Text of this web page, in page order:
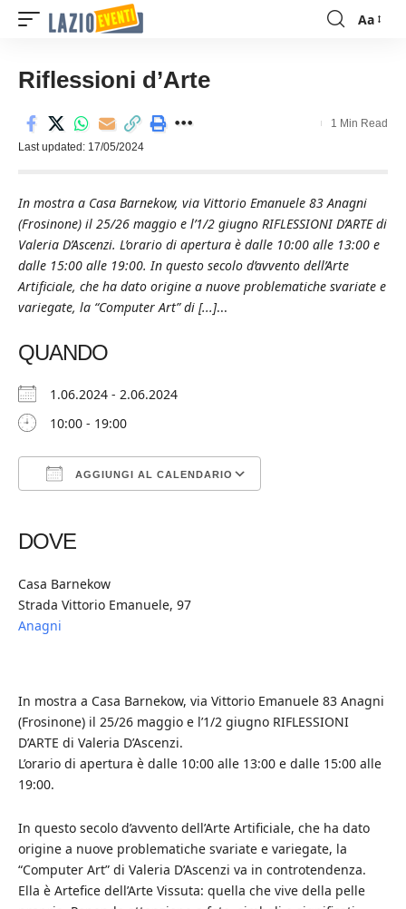
Font
Aa
Riflessioni d’Arte
Last updated: 17/05/2024
1 Min Read
In mostra a Casa Barnekow, via Vittorio Emanuele 83 Anagni
(Frosinone) il 25/26 maggio e l’1/2 giugno RIFLESSIONI D’ARTE di
Valeria D’Ascenzi. L’orario di apertura è dalle 10:00 alle 13:00 e
dalle 15:00 alle 19:00. In questo secolo d’avvento dell’Arte
Artificiale, che ha dato origine a nuove problematiche svariate e
variegate, la “Computer Art” di [...]...
QUANDO
1.06.2024 - 2.06.2024
10:00 - 19:00
AGGIUNGI AL CALENDARIO
DOVE
Casa Barnekow
Strada Vittorio Emanuele, 97
Anagni
In mostra a Casa Barnekow, via Vittorio Emanuele 83 Anagni
(Frosinone) il 25/26 maggio e l’1/2 giugno RIFLESSIONI
D’ARTE di Valeria D’Ascenzi.
L’orario di apertura è dalle 10:00 alle 13:00 e dalle 15:00 alle
19:00.
In questo secolo d’avvento dell’Arte Artificiale, che ha dato
origine a nuove problematiche svariate e variegate, la
“Computer Art” di Valeria D’Ascenzi va in controtendenza.
Ella è Artefice dell’Arte Vissuta: quella che vive della pelle